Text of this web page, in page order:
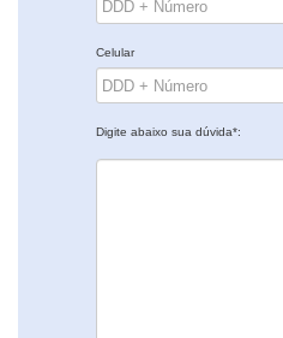
Celular
Digite abaixo sua dúvida*: